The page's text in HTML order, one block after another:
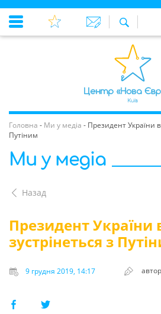
Головна - Ми у медіа - Президент України
Путіним
Ми у медіа
Назад
Президент України
зустрінеться з
9 грудня 2019, 14:17